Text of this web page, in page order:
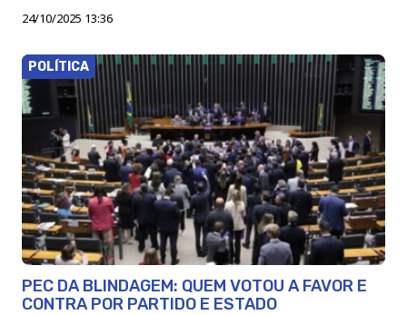
24/10/2025 13:36
POLÍTICA
PEC DA BLINDAGEM: QUEM VOTOU A FAVOR E
CONTRA POR PARTIDO E ESTADO